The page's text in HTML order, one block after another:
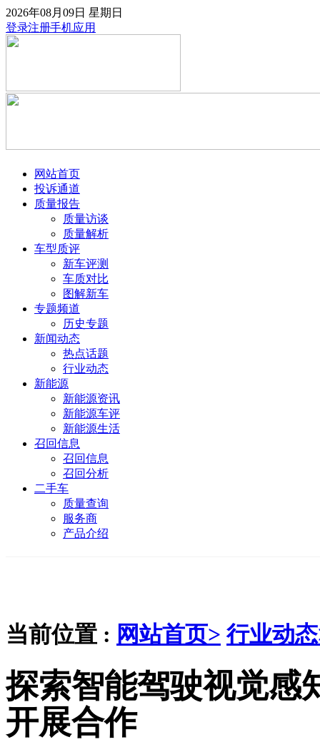
2026年08月09日 星期日
登录注册手机应用
网站首页
投诉通道
质量报告
质量访谈
质量解析
车型质评
新车评测
车质对比
图解新车
专题频道
历史专题
新闻动态
热点话题
行业动态
新能源
新能源资讯
新能源车评
新能源生活
召回信息
召回信息
召回分析
二手车
质量查询
服务商
产品介绍
当前位置 : 网站首页> 行业动
探索智能驾驶视觉感
开展合作